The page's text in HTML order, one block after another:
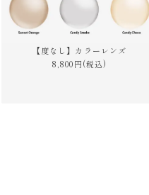
【度なし】カラーレンズ
8,800円(税込)